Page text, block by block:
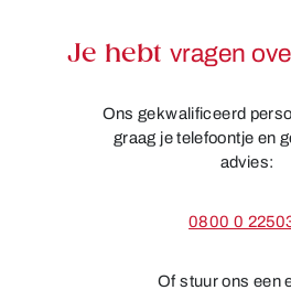
Je hebt vragen
Ons gekwalificeerd
graag je telefoontje en
advies:
0800 0
Of stuur ons een